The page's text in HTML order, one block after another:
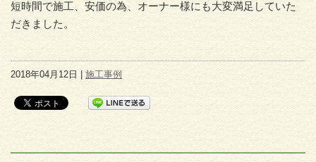
短時間で施工、安価の為、オーナー様にも大変満足していた
だきました。
2018年04月12日 | 施工事例